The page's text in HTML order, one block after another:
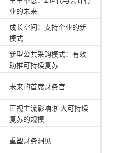
业的未来
成长空间：支持企业的新
模式
新型公共采购模式：有效
助推可持续复苏
未来的首席财务官
正视主流影响:扩大可持续
复苏的规模
重塑财务洞见